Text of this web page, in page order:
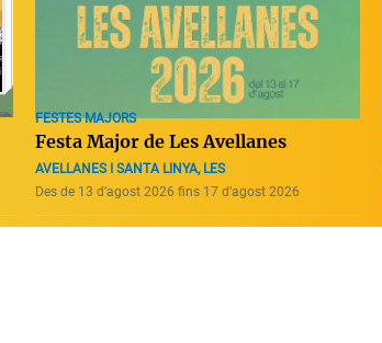
FESTES MAJORS
Festa Major de Les Avellanes
AVELLANES I SANTA LINYA, LES
Des de 13 d’agost 2026 fins 17 d’agost 2026